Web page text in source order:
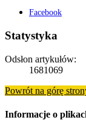
Facebook
Statystyka
Odsłon artykułów:
1681069
Powrót na górę
Informacje o